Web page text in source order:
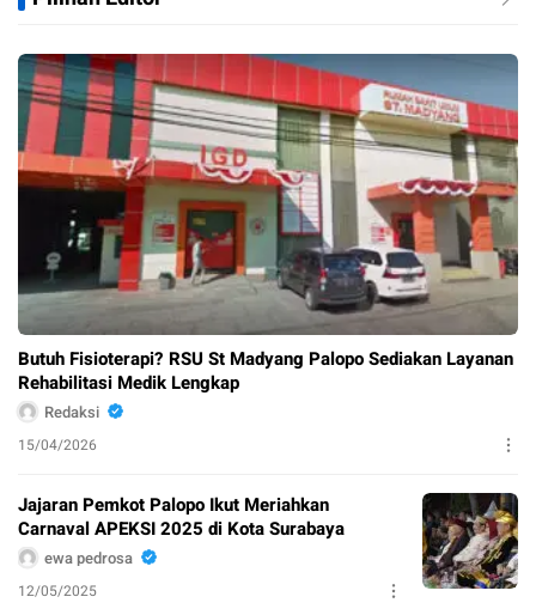
Butuh Fisioterapi? RSU St Madyang Palopo Sediakan Layanan
Rehabilitasi Medik Lengkap
Redaksi
15/04/2026
Jajaran Pemkot Palopo Ikut Meriahkan
Carnaval APEKSI 2025 di Kota Surabaya
ewa pedrosa
12/05/2025